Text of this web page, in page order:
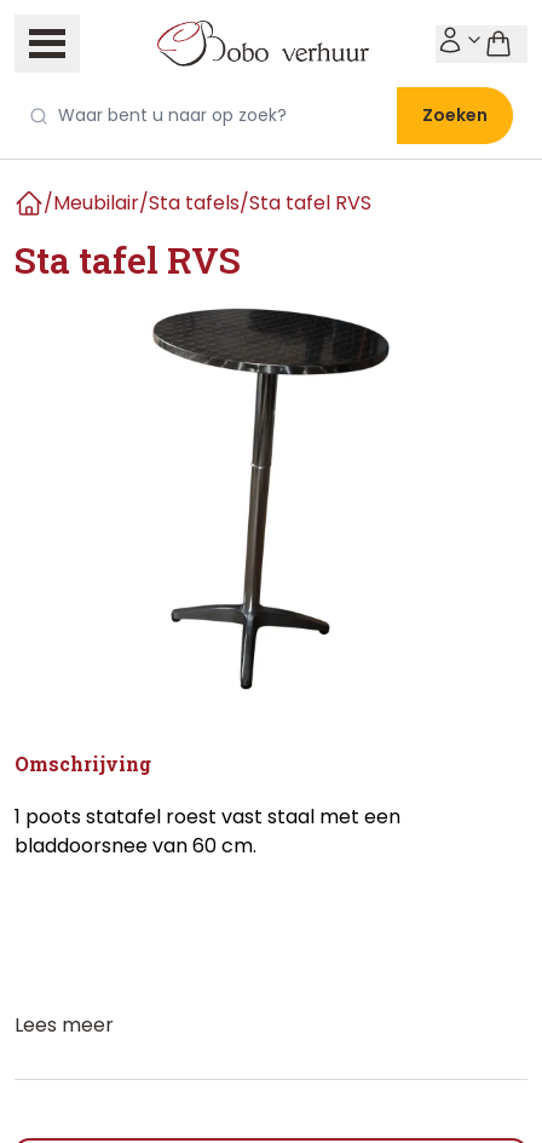
Zoeken
/Meubilair/Sta tafels/Sta tafel RVS
Sta tafel RVS
Omschrijving
1 poots statafel roest vast staal met een
bladdoorsnee van 60 cm.
Lees meer